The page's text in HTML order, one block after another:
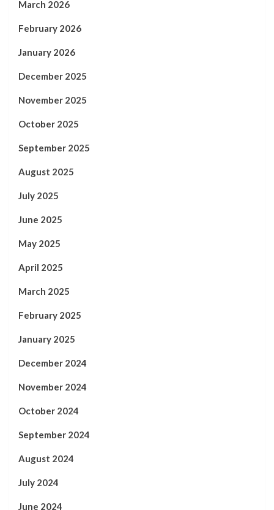
March 2026
February 2026
January 2026
December 2025
November 2025
October 2025
September 2025
August 2025
July 2025
June 2025
May 2025
April 2025
March 2025
February 2025
January 2025
December 2024
November 2024
October 2024
September 2024
August 2024
July 2024
June 2024